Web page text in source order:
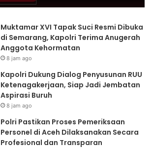
Muktamar XVI Tapak Suci Resmi Dibuka
di Semarang, Kapolri Terima Anugerah
Anggota Kehormatan
8 jam ago
Kapolri Dukung Dialog Penyusunan RUU
Ketenagakerjaan, Siap Jadi Jembatan
Aspirasi Buruh
8 jam ago
Polri Pastikan Proses Pemeriksaan
Personel di Aceh Dilaksanakan Secara
Profesional dan Transparan